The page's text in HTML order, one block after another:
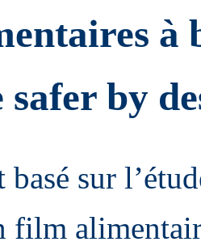
à
safer by
basé sur
film